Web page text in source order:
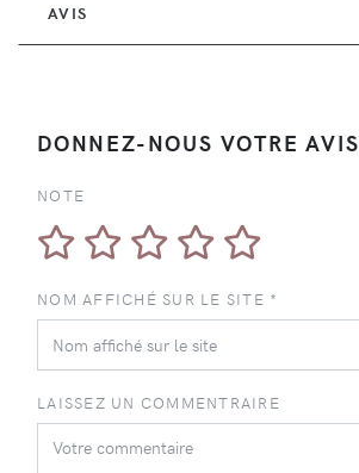
AVIS
DONNEZ-NOUS VOTRE AVIS
NOTE
NOM AFFICHÉ SUR LE SITE *
LAISSEZ UN COMMENTRAIRE